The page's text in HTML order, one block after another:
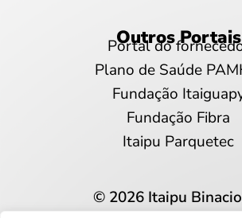
Outros Portais
Portal do
Plano de Saúde
Fundação
Fundação Fibra
Itaipu Parquetec
© 2026 Itaipu